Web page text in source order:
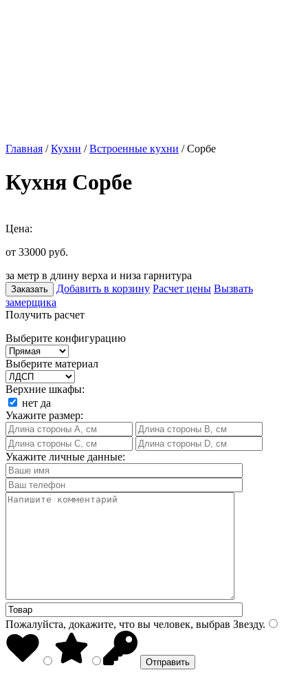
Главная /Кухни /Встроенные кухни / Сорбе
Кухня Сорбе
Цена:
от 33000 руб.
за метр в длину верха и низа гарнитура
Заказать Добавить в корзину Расчет цены Вызвать
замерщика
Получить расчет
Выберите конфигурацию
Выберите материал
Верхние шкафы:
нет да
Укажите размер:
Укажите личные данные:
Пожалуйста, докажите, что вы человек, выбрав Звезду.